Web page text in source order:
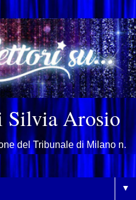
Silvia Arosio
del Tribunale di Milano n.
▼